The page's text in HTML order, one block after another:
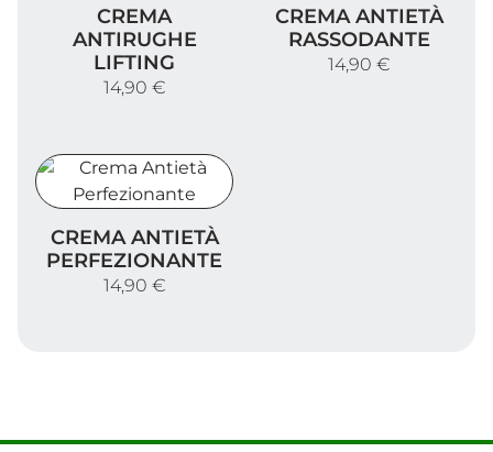
CREMA
ANTIRUGHE
LIFTING
14,90 €
CREMA ANTIETÀ
RASSODANTE
14,90 €
CREMA ANTIETÀ
PERFEZIONANTE
14,90 €